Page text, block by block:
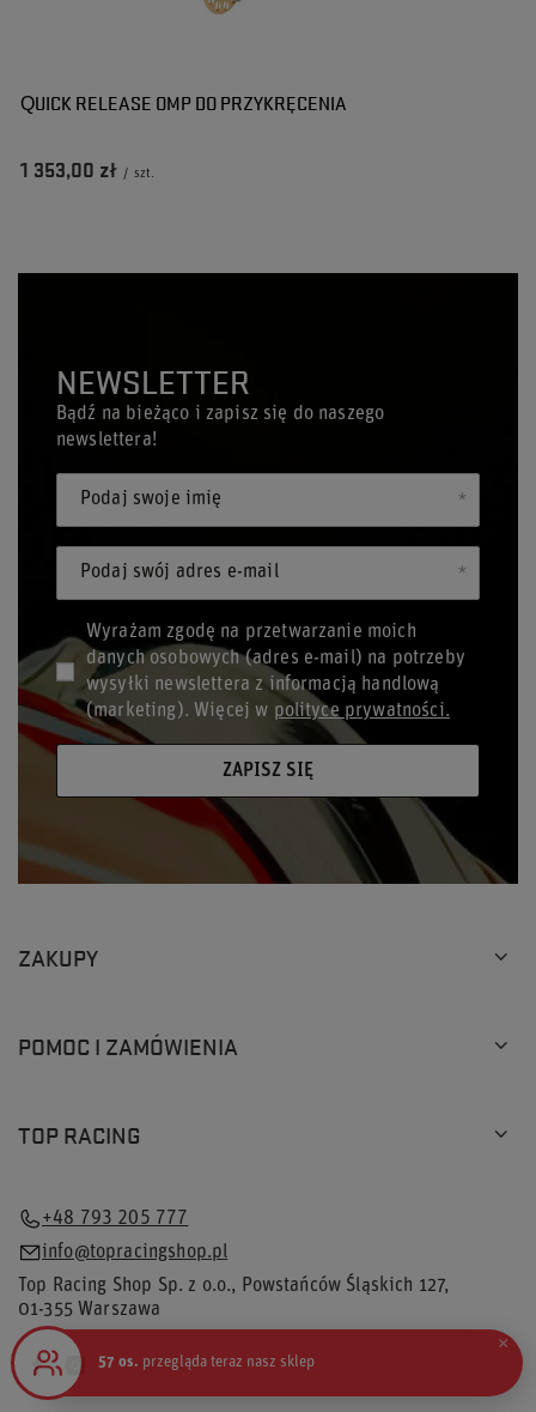
QUICK RELEASE OMP DO PRZYKRĘCENIA
1 353,00 zł / szt.
NEWSLETTER
Bądź na bieżąco i zapisz się do naszego
newslettera!
Podaj swoje imię
Podaj swój adres e-mail
Wyrażam zgodę na przetwarzanie moich
danych osobowych (adres e-mail) na potrzeby
wysyłki newslettera z informacją handlową
(marketing). Więcej w polityce prywatności.
ZAPISZ SIĘ
ZAKUPY
POMOC I ZAMÓWIENIA
TOP RACING
+48 793 205 777
info@topracingshop.pl
Top Racing Shop Sp. z o.o., Powstańców Śląskich 127,
01-355Warszawa
57 os. przegląda teraz nasz sklep
×